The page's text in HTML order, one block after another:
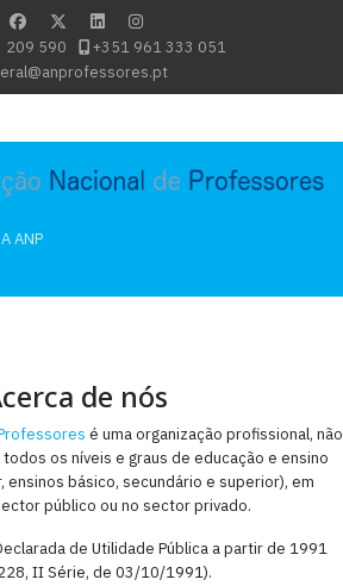
209 590
+351 961 333 051
A ANP
de nós
é uma organização profissional, não
os níveis e graus de educação e ensino
ensinos básico, secundário e superior), em
público ou no sector privado.
de Utilidade Pública a partir de 1991
228, II Série, de 03/10/1991).